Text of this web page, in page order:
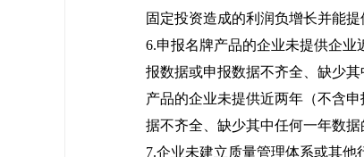
固定投资造成的利润负增长并能
6.申报名牌产品的企业未提供企业
报数据或申报数据不齐全、缺少
产品的企业未提供近两年（不含
据不齐全、缺少其中任何一年数据
7.企业未建立质量管理体系或其他